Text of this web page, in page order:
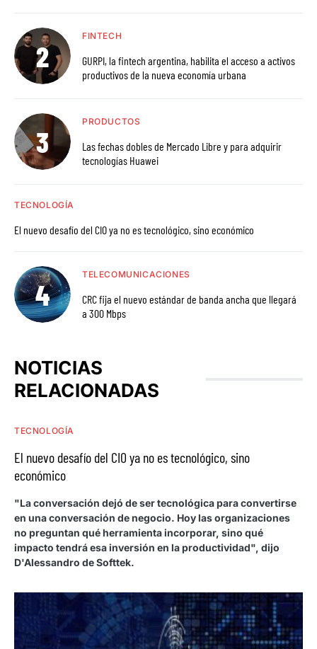
FINTECH
GURPI, la fintech argentina, habilita el acceso a activos
productivos de la nueva economía urbana
PRODUCTOS
Las fechas dobles de Mercado Libre y para adquirir
tecnologías Huawei
TECNOLOGÍA
El nuevo desafío del CIO ya no es tecnológico, sino económico
TELECOMUNICACIONES
CRC fija el nuevo estándar de banda ancha que llegará
a 300 Mbps
NOTICIAS
RELACIONADAS
TECNOLOGÍA
El nuevo desafío del CIO ya no es tecnológico, sino
económico
"La conversación dejó de ser tecnológica para convertirse
en una conversación de negocio. Hoy las organizaciones
no preguntan qué herramienta incorporar, sino qué
impacto tendrá esa inversión en la productividad", dijo
D'Alessandro de Softtek.